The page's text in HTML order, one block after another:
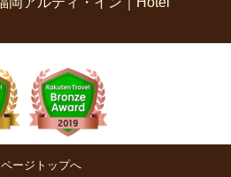
ページトップへ